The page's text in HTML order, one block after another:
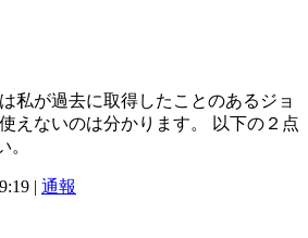
私が過去に取得したことのあるジョ
えないのは分かります。 以下の２点
。
| 通報